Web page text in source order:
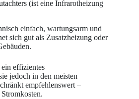
(ist eine Infrarotheizung
einfach, wartungsarm und
sich gut als Zusatzheizung oder
effizientes
jedoch in den meisten
empfehlenswert –